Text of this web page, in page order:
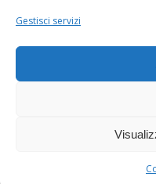
Gestisci servizi
consorzio per la
Dogana
Ashe